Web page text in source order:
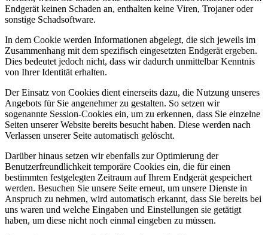
Endgerät keinen Schaden an, enthalten keine Viren, Trojaner oder
sonstige Schadsoftware.
In dem Cookie werden Informationen abgelegt, die sich jeweils im
Zusammenhang mit dem spezifisch eingesetzten Endgerät ergeben.
Dies bedeutet jedoch nicht, dass wir dadurch unmittelbar Kenntnis
von Ihrer Identität erhalten.
Der Einsatz von Cookies dient einerseits dazu, die Nutzung unseres
Angebots für Sie angenehmer zu gestalten. So setzen wir
sogenannte Session-Cookies ein, um zu erkennen, dass Sie einzelne
Seiten unserer Website bereits besucht haben. Diese werden nach
Verlassen unserer Seite automatisch gelöscht.
Darüber hinaus setzen wir ebenfalls zur Optimierung der
Benutzerfreundlichkeit temporäre Cookies ein, die für einen
bestimmten festgelegten Zeitraum auf Ihrem Endgerät gespeichert
werden. Besuchen Sie unsere Seite erneut, um unsere Dienste in
Anspruch zu nehmen, wird automatisch erkannt, dass Sie bereits bei
uns waren und welche Eingaben und Einstellungen sie getätigt
haben, um diese nicht noch einmal eingeben zu müssen.